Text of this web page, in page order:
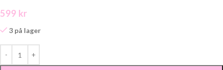
599 kr
3 på lager